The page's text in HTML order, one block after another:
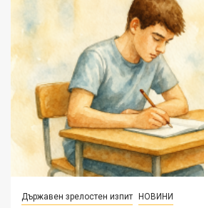
Държавен зрелостен изпит НОВИНИ